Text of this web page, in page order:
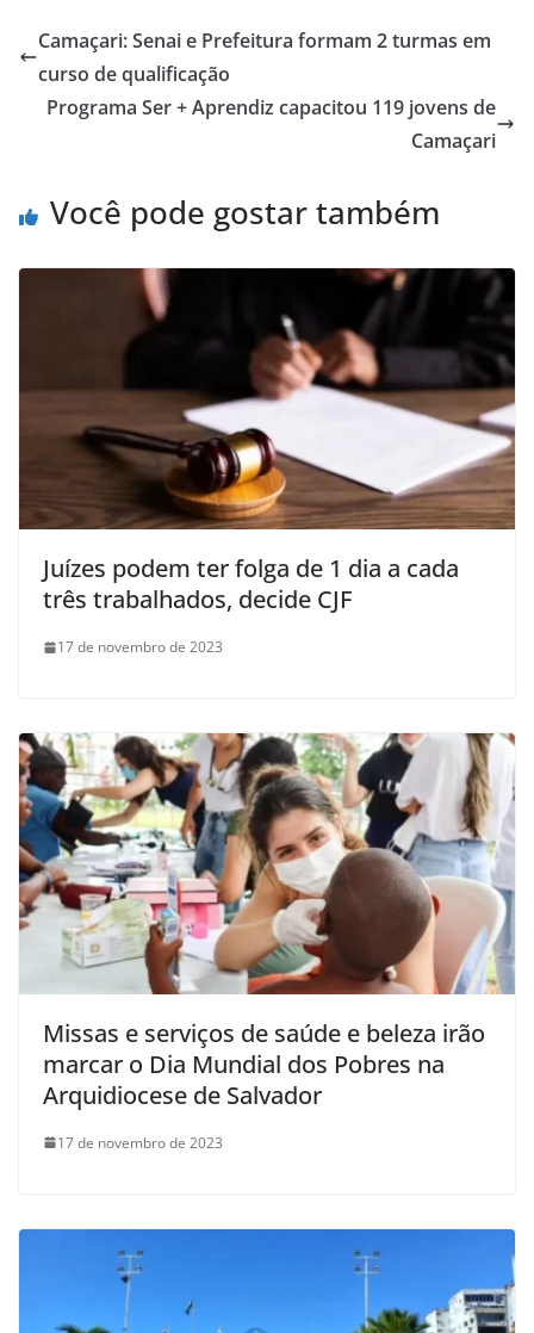
s
A
p
e
b
o
l e
Camaçari: Senai e Prefeitura formam 2 turmas em
curso de qualificação
Programa Ser + Aprendiz capacitou 119 jovens de
Camaçari
Você pode gostar também
Juízes podem ter folga de 1 dia a cada
três trabalhados, decide CJF
17 de novembro de 2023
Missas e serviços de saúde e beleza irão
marcar o Dia Mundial dos Pobres na
Arquidiocese de Salvador
17 de novembro de 2023